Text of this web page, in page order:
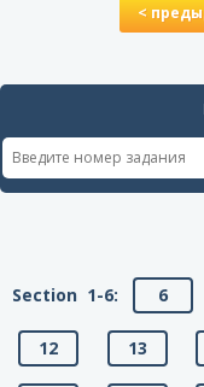
<
Section 1-6: 6
12 13